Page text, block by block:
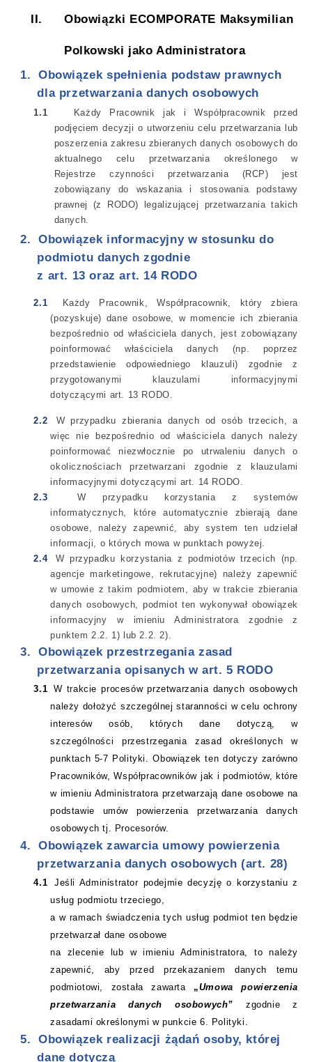
II. Obowiązki ECOMPORATE Maksymilian
Polkowski jako Administratora
1.
Obowiązek spełnienia podstaw prawnych
dla przetwarzania danych osobowych
1.1
Każdy Pracownik jak i Współpracownik przed
podjęciem decyzji o utworzeniu celu przetwarzania lub
poszerzenia zakresu zbieranych danych osobowych do
aktualnego celu przetwarzania określonego w
Rejestrze czynności przetwarzania (RCP) jest
zobowiązany do wskazania i stosowania podstawy
prawnej (z RODO) legalizującej przetwarzania takich
danych.
2.
Obowiązek informacyjny w stosunku do
podmiotu danych zgodnie
z art. 13 oraz art. 14 RODO
2.1
Każdy Pracownik, Współpracownik, który zbiera
(pozyskuje) dane osobowe, w momencie ich zbierania
bezpośrednio od właściciela danych, jest zobowiązany
poinformować właściciela danych (np. poprzez
przedstawienie odpowiedniego klauzuli) zgodnie z
przygotowanymi klauzulami informacyjnymi
dotyczącymi art. 13 RODO.
2.2
W przypadku zbierania danych od osób trzecich, a
więc nie bezpośrednio od właściciela danych należy
poinformować niezwłocznie po utrwaleniu danych o
okolicznościach przetwarzani zgodnie z klauzulami
informacyjnymi dotyczącymi art. 14 RODO.
2.3
W przypadku korzystania z systemów
informatycznych, które automatycznie zbierają dane
osobowe, należy zapewnić, aby system ten udzielał
informacji, o których mowa w punktach powyżej.
2.4
W przypadku korzystania z podmiotów trzecich (np.
agencje marketingowe, rekrutacyjne) należy zapewnić
w umowie z takim podmiotem, aby w trakcie zbierania
danych osobowych, podmiot ten wykonywał obowiązek
informacyjny w imieniu Administratora zgodnie z
punktem 2.2. 1) lub 2.2. 2).
3.
Obowiązek przestrzegania zasad
przetwarzania opisanych w art. 5 RODO
3.1 W trakcie procesów przetwarzania danych osobowych
należy dołożyć szczególnej staranności w celu ochrony
interesów osób, których dane dotyczą, w
szczególności przestrzegania zasad określonych w
punktach 5-7 Polityki. Obowiązek ten dotyczy zarówno
Pracowników, Współpracowników jak i podmiotów, które
w imieniu Administratora przetwarzają dane osobowe na
podstawie umów powierzenia przetwarzania danych
osobowych tj. Procesorów.
4.
Obowiązek zawarcia umowy powierzenia
przetwarzania danych osobowych (art. 28)
4.1
Jeśli Administrator podejmie decyzję o korzystaniu z
usług podmiotu trzeciego,
a w ramach świadczenia tych usług podmiot ten będzie
przetwarzał dane osobowe
na zlecenie lub w imieniu Administratora, to należy
zapewnić, aby przed przekazaniem danych temu
podmiotowi, została zawarta „Umowa powierzenia
przetwarzania danych osobowych” zgodnie z
zasadami określonymi w punkcie 6. Polityki.
5.
Obowiązek realizacji żądań osoby, której
dane dotyczą